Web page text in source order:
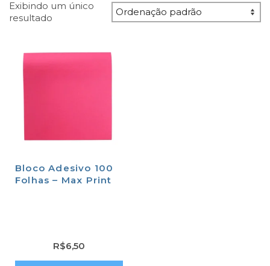
Exibindo um único
resultado
Bloco Adesivo 100
Folhas – Max Print
R$6,50